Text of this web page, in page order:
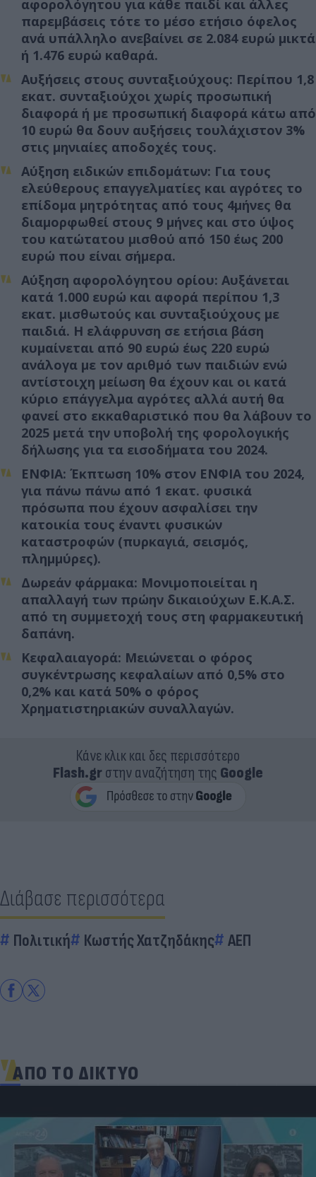
αφορολόγητου για κάθε παιδί και άλλες
παρεμβάσεις τότε το μέσο ετήσιο όφελος
ανά υπάλληλο ανεβαίνει σε 2.084 ευρώ μικτά
ή 1.476 ευρώ καθαρά.
Αυξήσεις στους συνταξιούχους: Περίπου 1,8
εκατ. συνταξιούχοι χωρίς προσωπική
διαφορά ή με προσωπική διαφορά κάτω από
10 ευρώ θα δουν αυξήσεις τουλάχιστον 3%
στις μηνιαίες αποδοχές τους.
Αύξηση ειδικών επιδομάτων: Για τους
ελεύθερους επαγγελματίες και αγρότες το
επίδομα μητρότητας από τους 4μήνες θα
διαμορφωθεί στους 9 μήνες και στο ύψος
του κατώτατου μισθού από 150 έως 200
ευρώ που είναι σήμερα.
Αύξηση αφορολόγητου ορίου: Αυξάνεται
κατά 1.000 ευρώ και αφορά περίπου 1,3
εκατ. μισθωτούς και συνταξιούχους με
παιδιά. Η ελάφρυνση σε ετήσια βάση
κυμαίνεται από 90 ευρώ έως 220 ευρώ
ανάλογα με τον αριθμό των παιδιών ενώ
αντίστοιχη μείωση θα έχουν και οι κατά
κύριο επάγγελμα αγρότες αλλά αυτή θα
φανεί στο εκκαθαριστικό που θα λάβουν το
2025 μετά την υποβολή της φορολογικής
δήλωσης για τα εισοδήματα του 2024.
ΕΝΦΙΑ: Έκπτωση 10% στον ΕΝΦΙΑ του 2024,
για πάνω πάνω από 1 εκατ. φυσικά
πρόσωπα που έχουν ασφαλίσει την
κατοικία τους έναντι φυσικών
καταστροφών (πυρκαγιά, σεισμός,
πλημμύρες).
Δωρεάν φάρμακα: Μονιμοποιείται η
απαλλαγή των πρώην δικαιούχων Ε.Κ.Α.Σ.
από τη συμμετοχή τους στη φαρμακευτική
δαπάνη.
Κεφαλαιαγορά: Μειώνεται ο φόρος
συγκέντρωσης κεφαλαίων από 0,5% στο
0,2% και κατά 50% ο φόρος
Χρηματιστηριακών συναλλαγών.
Κάνε κλικ και δες περισσότερο
Flash.grστην αναζήτηση της Google
Διάβασε περισσότερα
Πολιτική Κωστής Χατζηδάκης ΑΕΠ
ΑΠΟ ΤΟ ΔΙΚΤΥΟ